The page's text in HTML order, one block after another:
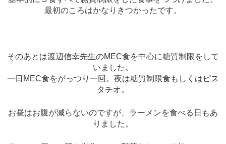
最初のころはかなりきつかったです。
そのあとは渡辺信幸先生のMEC食を中心に糖質制限をして
いました。
一日MEC食をがっつり一回。夜は糖質制限食もしくはピス
タチオ。
お昼はお腹が減らないのですが、ラーメンを食べる日もあ
りました。